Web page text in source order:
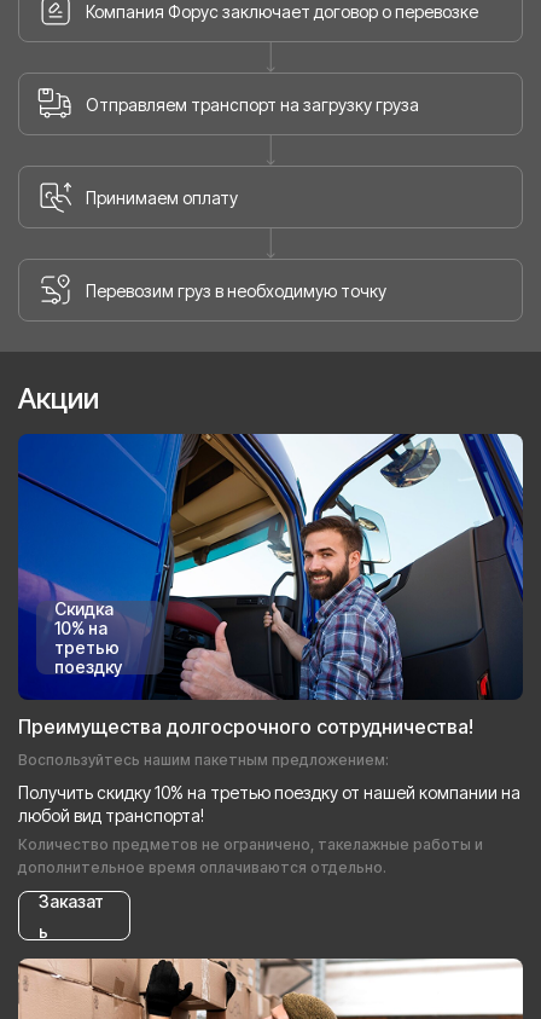
Компания Форус заключает договор о перевозке
Отправляем транспорт на загрузку груза
Принимаем оплату
Перевозим груз в необходимую точку
Акции
Скидка
10% на
третью
поездку
Преимущества долгосрочного сотрудничества!
Воспользуйтесь нашим пакетным предложением:
Получить скидку 10% на третью поездку от нашей компании на
любой вид транспорта!
Количество предметов не ограничено, такелажные работы и
дополнительное время оплачиваются отдельно.
Заказат
ь